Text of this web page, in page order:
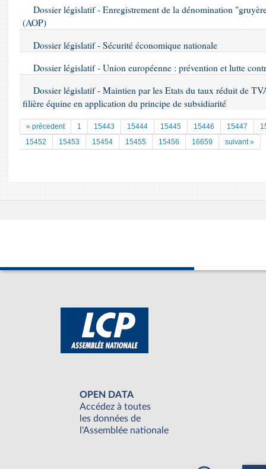
Dossiers législatifs
Budget et sécurité sociale
Questions écrites et orales
Dossier législatif - Enregistrement de la dénomination
(AOP)
Dossier législatif - Sécurité économique nationale
Dossier législatif - Union européenne : prévention et lutte
Dossier législatif - Maintien par les Etats du taux réduit de
filière équine en application du principe de subsidiarité
« précedent 1 15443 15444 15445 15446 15447
15452
15453 15454 15455 15456 16659 suivant »
OPEN DATA
Accédez à toutes
les données de
l'Assemblée nationale